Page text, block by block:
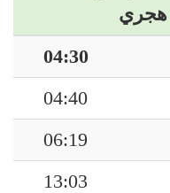
04:30
04:40
06:19
13:03